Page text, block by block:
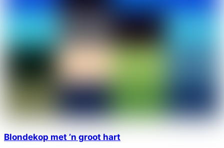
Blondekop met ’n groot hart